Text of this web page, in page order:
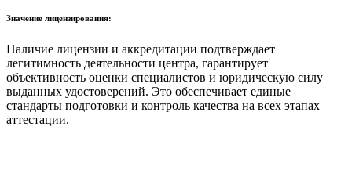
Значение лицензирования:
Наличие лицензии и аккредитации подтверждает
легитимность деятельности центра, гарантирует
объективность оценки специалистов и юридическую силу
выданных удостоверений. Это обеспечивает единые
стандарты подготовки и контроль качества на всех этапах
аттестации.